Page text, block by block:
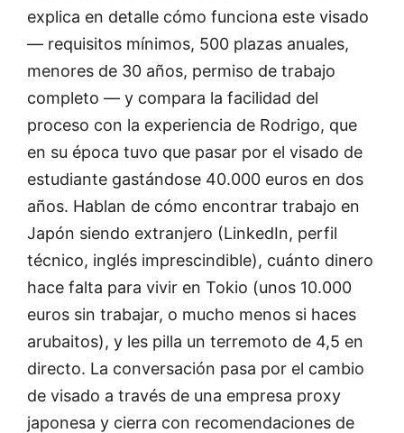
explica en detalle cómo funciona este visado
— requisitos mínimos, 500 plazas anuales,
menores de 30 años, permiso de trabajo
completo — y compara la facilidad del
proceso con la experiencia de Rodrigo, que
en su época tuvo que pasar por el visado de
estudiante gastándose 40.000 euros en dos
años. Hablan de cómo encontrar trabajo en
Japón siendo extranjero (LinkedIn, perfil
técnico, inglés imprescindible), cuánto dinero
hace falta para vivir en Tokio (unos 10.000
euros sin trabajar, o mucho menos si haces
arubaitos), y les pilla un terremoto de 4,5 en
directo. La conversación pasa por el cambio
de visado a través de una empresa proxy
japonesa y cierra con recomendaciones de